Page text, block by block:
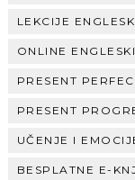
LEKCIJE
ONLINE ENGLESKI
PRESENT
PRESENT
UČENJE I
BESPLATNE E-